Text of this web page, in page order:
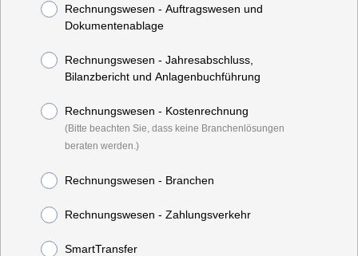
Rechnungswesen - Auftragswesen und
Dokumentenablage
Rechnungswesen - Jahresabschluss,
Bilanzbericht und Anlagenbuchführung
Rechnungswesen - Kostenrechnung
(Bitte beachten Sie, dass keine Branchenlösungen
beraten werden.)
Rechnungswesen - Branchen
Rechnungswesen - Zahlungsverkehr
SmartTransfer